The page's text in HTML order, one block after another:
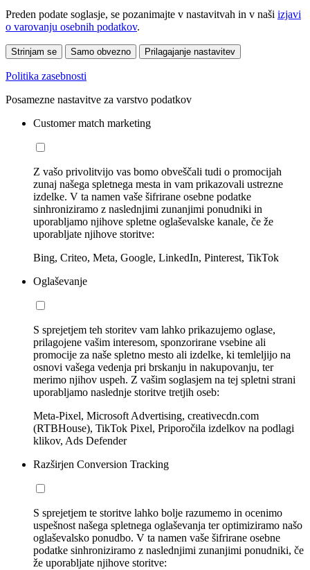
Preden podate soglasje, se pozanimajte v nastavitvah in v naši izjavi
o varovanju osebnih podatkov.
Strinjam se Samo obvezno Prilagajanje nastavitev
Politika zasebnosti
Posamezne nastavitve za varstvo podatkov
Customer match marketing
Z vašo privolitvijo vas bomo obveščali tudi o promocijah
zunaj našega spletnega mesta in vam prikazovali ustrezne
izdelke. V ta namen vaše šifrirane osebne podatke
sinhroniziramo z naslednjimi zunanjimi ponudniki in
uporabljamo njihove spletne oglaševalske kanale, če že
uporabljate njihove storitve:
Bing, Criteo, Meta, Google, LinkedIn, Pinterest, TikTok
Oglaševanje
S sprejetjem teh storitev vam lahko prikazujemo oglase,
prilagojene vašim interesom, sponzorirane vsebine ali
promocije za naše spletno mesto ali izdelke, ki temleljijo na
osnovi vašega vedenja pri brskanju in nakupovanju, ter
merimo njihov uspeh. Z vašim soglasjem na tej spletni strani
uporabljamo naslednje storitve tretjih oseb:
Meta-Pixel, Microsoft Advertising, creativecdn.com
(RTBHouse), TikTok Pixel, Priporočila izdelkov na podlagi
klikov, Ads Defender
Razširjen Conversion Tracking
S sprejetjem te storitve lahko bolje razumemo in ocenimo
uspešnost našega spletnega oglaševanja ter optimiziramo našo
oglaševalsko ponudbo. V ta namen vaše šifrirane osebne
podatke sinhroniziramo z naslednjimi zunanjimi ponudniki, če
že uporabljate njihove storitve: